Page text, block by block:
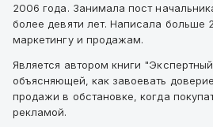
2006 года. Занимала пост
более девяти лет. Написала больше
маркетингу и продажам.
Является автором книги
объясняющей, как завоевать
продажи в обстановке, когда
рекламой.